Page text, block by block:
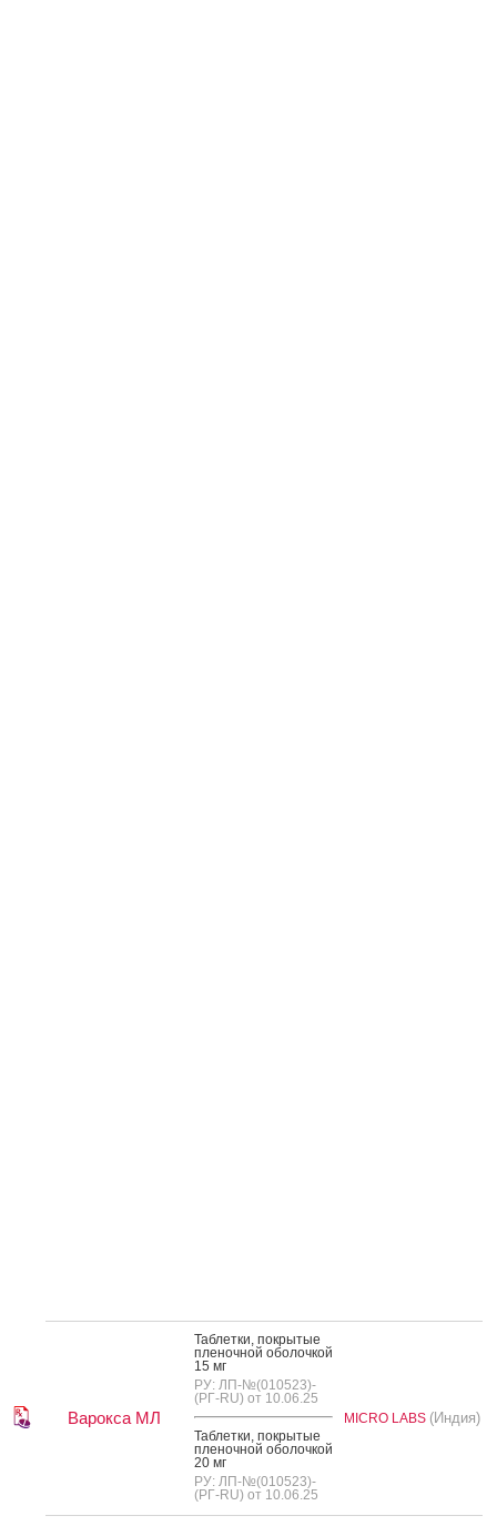
Варокса МЛ
Таб­летки, пок­ры­тые
пле­ноч­ной обо­лоч­кой
15 мг
РУ: ЛП-№(010523)-
(РГ-RU) от 10.06.25
Таб­летки, пок­ры­тые
пле­ноч­ной обо­лоч­кой
20 мг
РУ: ЛП-№(010523)-
(РГ-RU) от 10.06.25
MICRO LABS (Индия)